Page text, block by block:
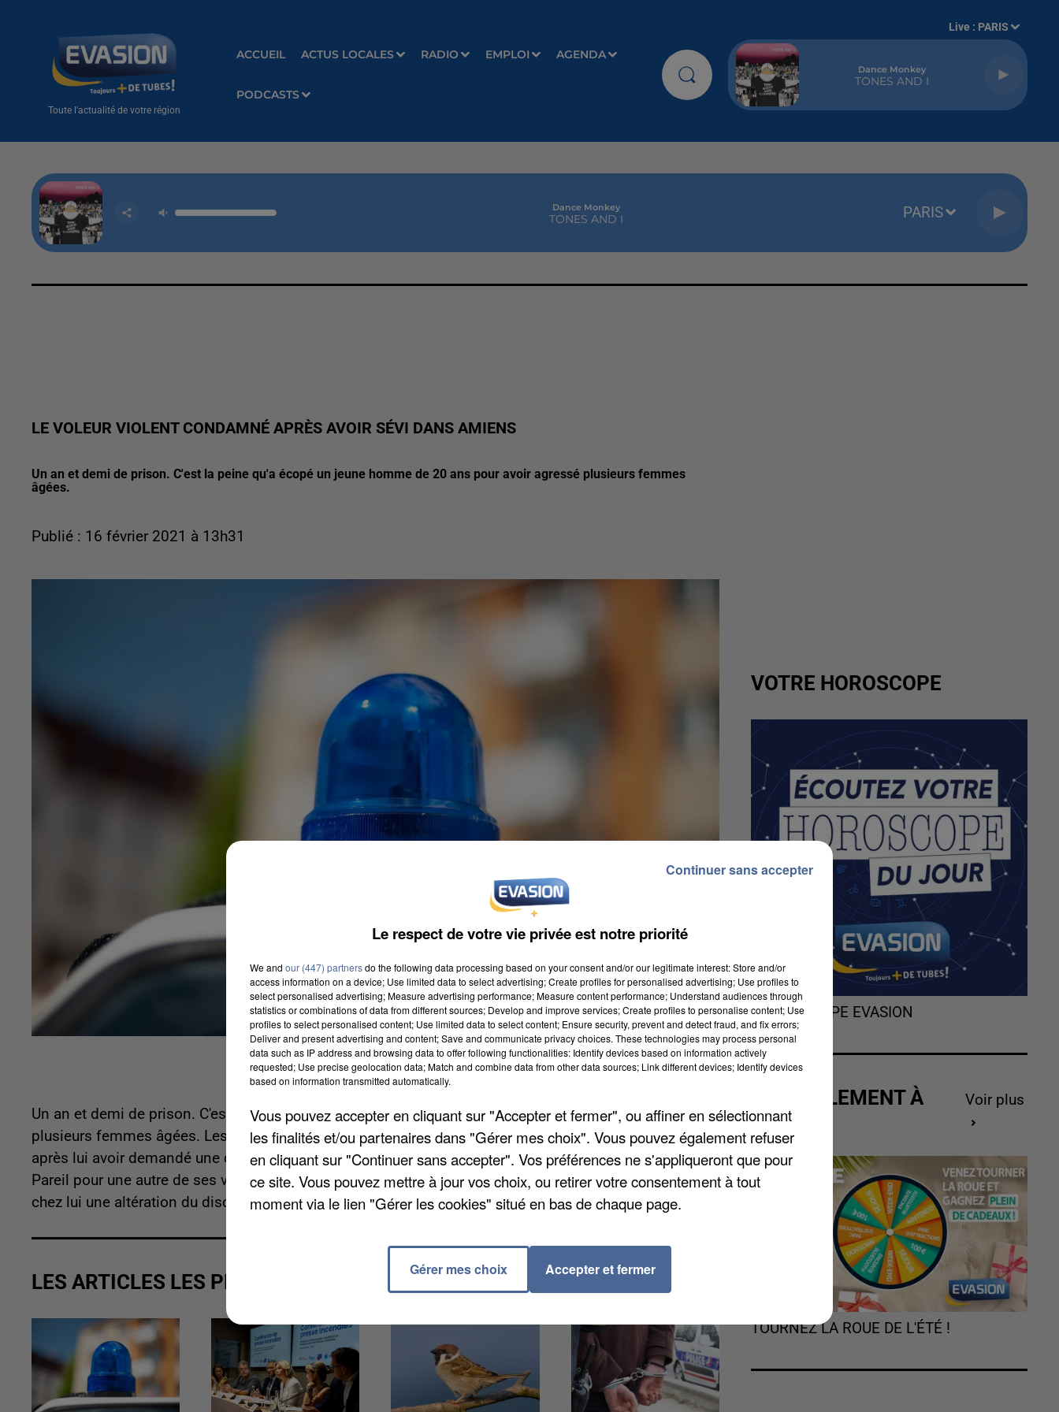
Toute l'actualité de votre région
ACCUEIL ACTUS LOCALES RADIO EMPLOI AGENDA
PODCASTS
Live : PARIS
Dance Monkey
TONES AND I
Dance Monkey
TONES AND I PARIS
LE VOLEUR VIOLENT CONDAMNÉ APRÈS AVOIR SÉVI DANS AMIENS
Un an et demi de prison. C'est la peine qu'a écopé un jeune homme de 20 ans pour avoir agressé plusieurs femmes
âgées.
Publié : 16 février 2021 à 13h31
Un an et demi de prison. C'est la peine qu'a écopé un jeune homme de 20 ans pour avoir agressé
plusieurs femmes âgées. Les faits datent du 6 janvier à Amiens. Il s'en était pris à une dame de 90 ans
après lui avoir demandé une cigarette qu'elle n'avait pas, l'avait bousculée avant de la faire tomber.
Pareil pour une autre de ses victimes en tentant d'arracher son sac. L'expert psychiatre a diagnostiqué
chez lui une altération du discernement.
LES ARTICLES LES PLUS VUS
VOTRE HOROSCOPE
L'HOROSCOPE EVASION
ACTUELLEMENT À
GAGNER
Voir plus
TOURNEZ LA ROUE DE L'ÉTÉ !
Le respect de votre vie privée est notre priorité
We and our (447) partnersdo the following data processing based on your consent and/or our legitimate interest: Store and/or
access information on a device; Use limited data to select advertising; Create profiles for personalised advertising; Use profiles to
select personalised advertising; Measure advertising performance; Measure content performance; Understand audiences through
statistics or combinations of data from different sources; Develop and improve services; Create profiles to personalise content; Use
profiles to select personalised content; Use limited data to select content; Ensure security, prevent and detect fraud, and fix errors;
Deliver and present advertising and content; Save and communicate privacy choices. These technologies may process personal
data such as IP address and browsing data to offer following functionalities: Identify devices based on information actively
requested; Use precise geolocation data; Match and combine data from other data sources; Link different devices; Identify devices
based on information transmitted automatically.
Vous pouvez accepter en cliquant sur "Accepter et fermer", ou affiner en sélectionnant
les finalités et/ou partenaires dans "Gérer mes choix". Vous pouvez également refuser
en cliquant sur "Continuer sans accepter". Vos préférences ne s'appliqueront que pour
ce site. Vous pouvez mettre à jour vos choix, ou retirer votre consentement à tout
moment via le lien "Gérer les cookies" situé en bas de chaque page.
Gérer mes choix Accepter et fermer
Continuer sans accepter